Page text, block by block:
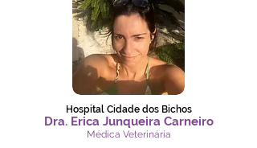
Hospital Cidade dos Bichos
Dra. Erica Junqueira Carneiro
Médica Veterinária